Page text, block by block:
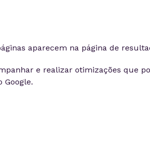
aparecem na página de
e realizar otimizações que
Google.